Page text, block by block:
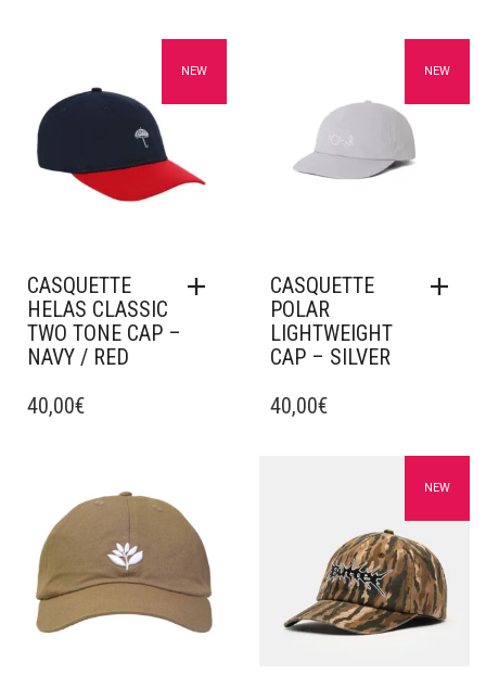
Ajouter à mes favorisNEW
CASQUETTE
HELAS CLASSIC
TWO TONE CAP –
NAVY / RED
40,00€
Ajouter à mes favorisNEW
CASQUETTE
POLAR
LIGHTWEIGHT
CAP – SILVER
40,00€
Ajouter à mes favoris Ajouter à mes favorisNEW